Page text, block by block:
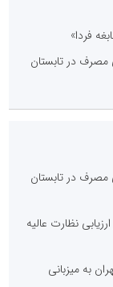
فردا»
مصرف در تابستان
مصرف در تابستان
نظارت عالیه
به میزبانی